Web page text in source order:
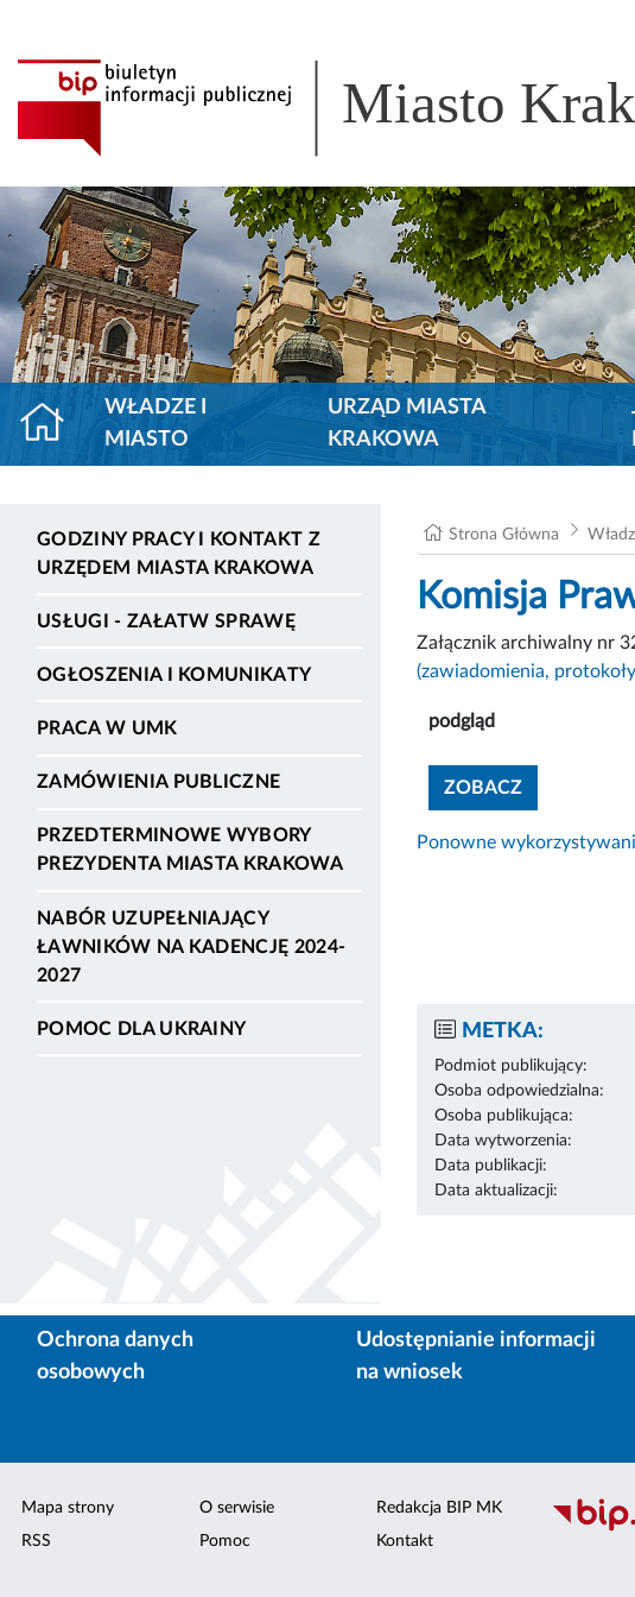
Miasto
WŁADZE I
MIASTO
URZĄD MIASTA
KRAKOWA
GODZINY PRACY I KONTAKT Z
URZĘDEM MIASTA KRAKOWA
USŁUGI - ZAŁATW SPRAWĘ
OGŁOSZENIA I KOMUNIKATY
PRACA W UMK
ZAMÓWIENIA PUBLICZNE
PRZEDTERMINOWE WYBORY
PREZYDENTA MIASTA KRAKOWA
NABÓR UZUPEŁNIAJĄCY
ŁAWNIKÓW NA KADENCJĘ 2024-
2027
POMOC DLA UKRAINY
Strona Główna
Komisja
Załącznik archiwalny nr
(zawiadomienia,
podgląd
ZOBACZZOBACZ
Ponowne
METKA:
Podmiot publikujący:
Osoba odpowiedzialna:
Osoba publikująca:
Data wytworzenia:
Data publikacji:
Data aktualizacji:
Ochrona danych
osobowych
Udostępnianie informacji
na wniosek
Mapa strony
RSS
O serwisie
Pomoc
Redakcja BIP MK
Kontakt